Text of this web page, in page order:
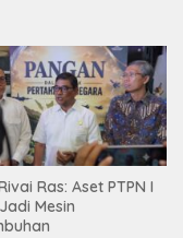
Ras: Aset PTPN I
Mesin